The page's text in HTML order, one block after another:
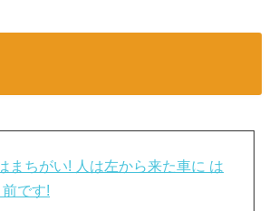
まちがい! 人は左から来た車に は
です!